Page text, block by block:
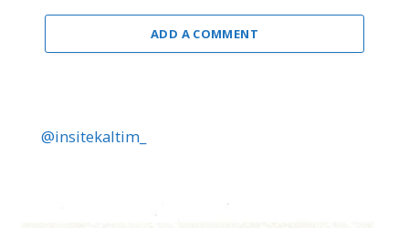
ADD A COMMENT
@insitekaltim_